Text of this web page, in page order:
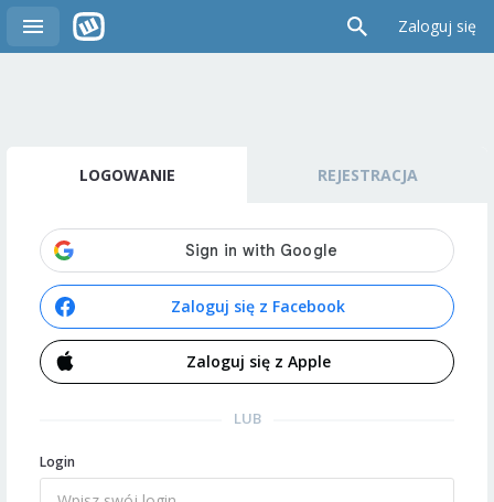
Zaloguj się
LOGOWANIE REJESTRACJA
Zaloguj się z Facebook
Zaloguj się z Apple
LUB
Login